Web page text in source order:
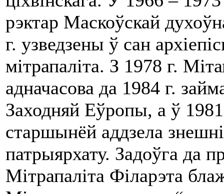
рэктар Маскоўскай
г. узведзены ў сан
мітрапаліта. З 1978 г.
адначасова да 1984 г.
Заходняй Еўропы, а ў
старшынёй аддзела
патрыярхату. Задоўга да
Мітрапаліта Філарэта